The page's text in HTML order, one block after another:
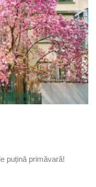
puțină primăvară!